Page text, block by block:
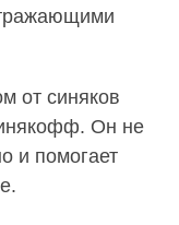
от синяков
Он не
и помогает